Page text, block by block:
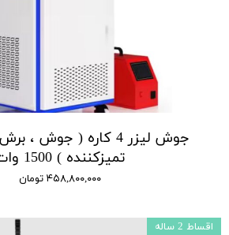
جوش لیزر 4 کاره ( جوش ،
تمیزکننده ) 1500 وات
۴۵۸,۸۰۰,۰۰۰ تومان
اقساط 2 ساله